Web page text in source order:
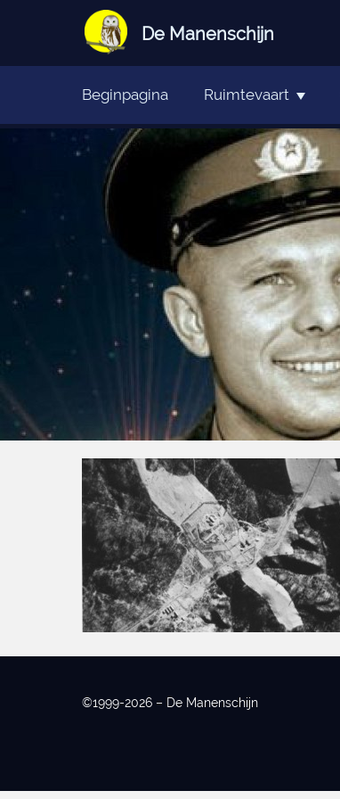
De Manenschijn
Beginpagina Ruimtevaart
©1999-2026 – De Manenschijn